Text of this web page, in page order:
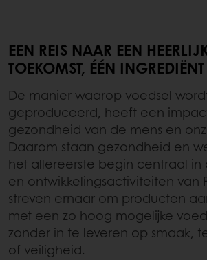
EEN REIS NAAR EEN
TOEKOMST, ÉÉN
De manier waarop voedsel
geproduceerd, heeft een
gezondheid van de mens en
Daarom staan gezondheid en
het allereerste begin centraal in
en ontwikkelingsactiviteiten van
streven ernaar om producten
met een zo hoog mogelijke
zonder in te leveren op smaak,
of veiligheid.